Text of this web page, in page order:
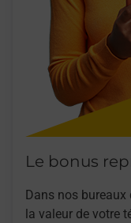
Le bonus
Dans nos
la valeur de votre